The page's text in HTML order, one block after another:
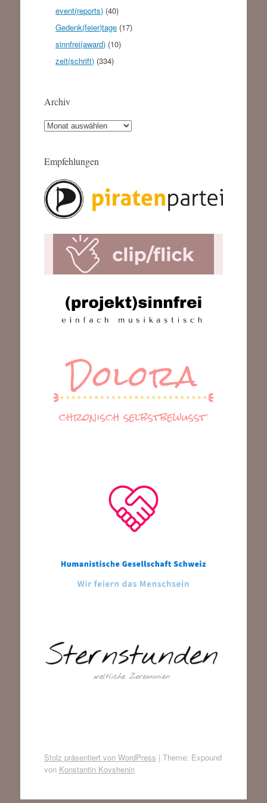
event(reports) (40)
Gedenk(feier)tage (17)
sinnfrei(award) (10)
zeit(schrift) (334)
Archiv
Archiv
Empfehlungen
Stolz präsentiert von WordPress | Theme: Expound
von Konstantin Kovshenin